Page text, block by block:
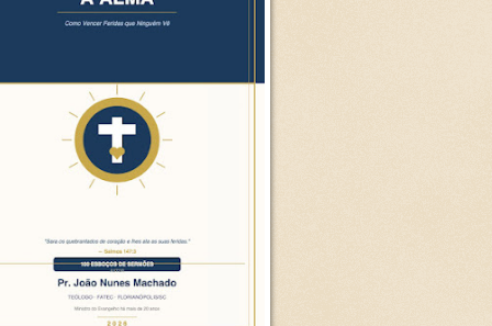
G
G
G
letra G